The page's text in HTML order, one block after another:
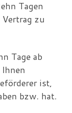
Tagen
zu
Tage ab
ist,
bzw. hat.